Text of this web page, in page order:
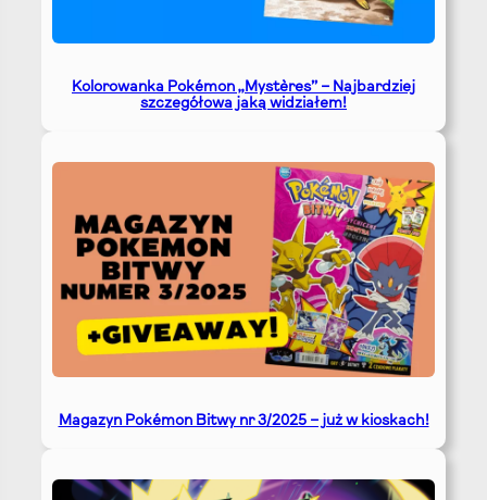
Kolorowanka Pokémon „Mystères” – Najbardziej
szczegółowa jaką widziałem!
Magazyn Pokémon Bitwy nr 3/2025 – już w kioskach!